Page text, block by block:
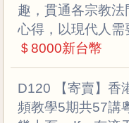
趣，貫通各宗教
心得，以現代人需
＄8000新台幣
D120 【寄賣】香
頻教學5期共57講